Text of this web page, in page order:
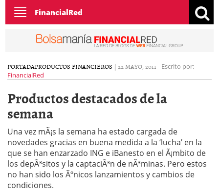
Toggle
navigation
FinancialRed
PORTADAPRODUCTOS FINANCIEROS | 22 MAYO, 2011 - Escrito por:
FinancialRed
Productos destacados de la
semana
Una vez mÃ¡s la semana ha estado cargada de
novedades gracias en buena medida a la ‘lucha’ en la
que se han enzarzado ING e iBanesto en el Ã¡mbito de
los depÃ³sitos y la captaciÃ³n de nÃ³minas. Pero estos
no han sido los Ãºnicos lanzamientos y cambios de
condiciones.